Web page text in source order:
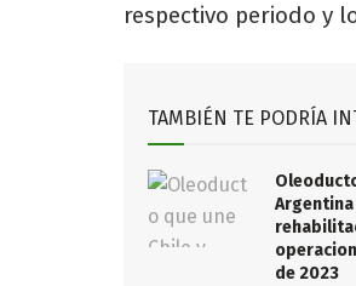
respectivo periodo y
TAMBIÉN TE PODRÍA
de 2023